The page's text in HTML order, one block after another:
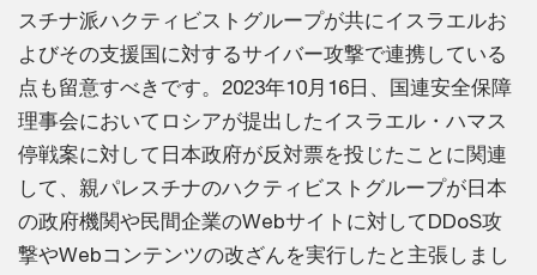
スチナ派ハクティビストグループが共にイスラエルお
よびその支援国に対するサイバー攻撃で連携している
点も留意すべきです。2023年10月16日、国連安全保障
理事会においてロシアが提出したイスラエル・ハマス
停戦案に対して日本政府が反対票を投じたことに関連
して、親パレスチナのハクティビストグループが日本
の政府機関や民間企業のWebサイトに対してDDoS攻
撃やWebコンテンツの改ざんを実行したと主張しまし